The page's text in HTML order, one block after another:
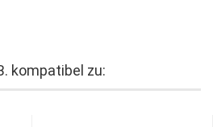
kompatibel zu: